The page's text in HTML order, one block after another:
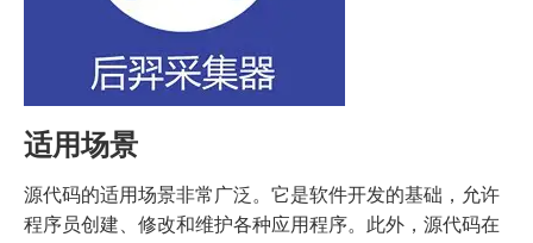
适用场景
源代码的适用场景非常广泛。它是软件开发的基础，允许
程序员创建、修改和维护各种应用程序。此外，源代码在